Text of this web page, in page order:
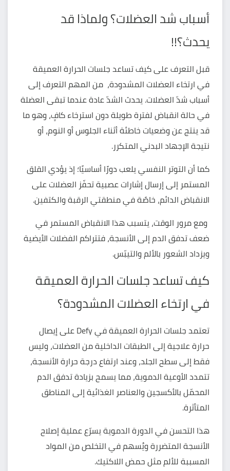
أسباب شد العضلات؟ ولماذا قد
يحدث؟!!
قبل التعرف على كيف تساعد جلسات الحرارة العميقة
في ارتخاء العضلات المشدودة، من المهم التعرف إلى
أسباب شدّ العضلات. يحدث الشدّ عادة عندما تبقى العضلة
في حالة انقباض لفترة طويلة دون استرخاء كافٍ، وهو ما
قد ينتج عن وضعيات خاطئة أثناء الجلوس أو النوم، أو
نتيجة الإجهاد البدني المتكرر.
كما أن التوتر النفسي يلعب دورًا أساسيًا؛ إذ يؤدي القلق
المستمر إلى إرسال إشارات عصبية تحفّز العضلات على
الانقباض الدائم، خاصًة في منطقتي الرقبة والكتفين.
ومع مرور الوقت، يتسبب هذا الانقباض المستمر في
ضعف تدفق الدم إلى الأنسجة، فتتراكم الفضلات الأيضية
ويزداد الشعور بالألم والتيبّس.
كيف تساعد جلسات الحرارة العميقة
في ارتخاء العضلات المشدودة؟
تعتمد جلسات الحرارة العميقة في Defy على إيصال
حرارة علاجية إلى الطبقات الداخلية من العضلات، وليس
فقط إلى سطح الجلد، وعند ارتفاع درجة حرارة الأنسجة،
تتمدد الأوعية الدموية، مما يسمح بزيادة تدفق الدم
المحمّل بالأكسجين والعناصر الغذائية إلى المناطق
المتأثرة.
هذا التحسن في الدورة الدموية يسرّع عملية إصلاح
الأنسجة المتضررة ويُسهم في التخلص من المواد
المسببة للألم مثل حمض اللاكتيك.